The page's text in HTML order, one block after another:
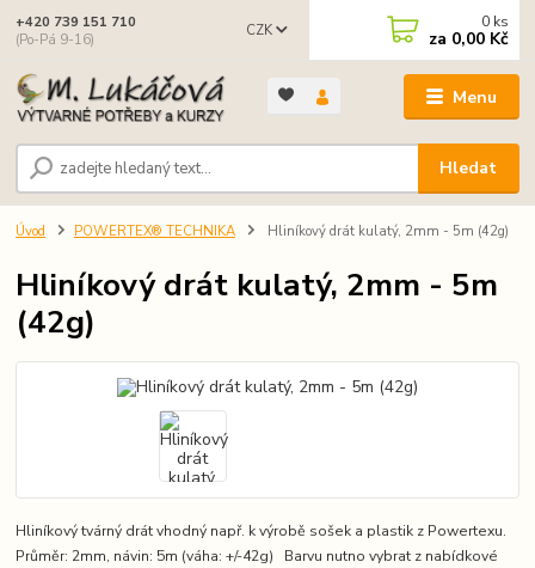
Menu
CZK
Hledat
+420 739 151 710
(Po-Pá 9-16)
0 ks
za 0,00 Kč
Úvod POWERTEX® TECHNIKA Hliníkový drát kulatý, 2mm - 5m (42g)
Hliníkový drát kulatý, 2mm - 5m
(42g)
Hliníkový tvárný drát vhodný např. k výrobě sošek a plastik z Powertexu.
Průměr: 2mm, návin: 5m (váha: +/-42g) Barvu nutno vybrat z nabídkové